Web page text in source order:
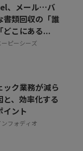
、メール…バ
書類回収の「誰
どこにある...
ピーシーズ
ック業務が減ら
と、効率化する
イント
フォディオ